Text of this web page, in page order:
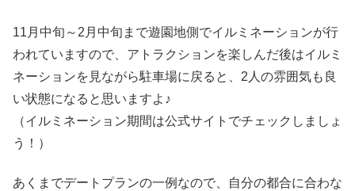
11月中旬～2月中旬まで遊園地側でイルミネーションが行
われていますので、アトラクションを楽しんだ後はイルミ
ネーションを見ながら駐車場に戻ると、2人の雰囲気も良
い状態になると思いますよ♪
（イルミネーション期間は公式サイトでチェックしましょ
う！）
あくまでデートプランの一例なので、自分の都合に合わな